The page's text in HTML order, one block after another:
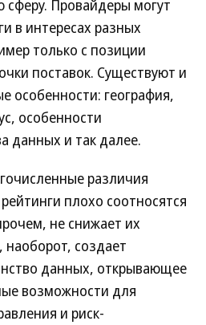
Провайдеры могут
в интересах разных
только с позиции
поставок. Существуют и
особенности: география,
особенности
данных и так далее.
различия
плохо соотносятся
не снижает их
создает
данных, открывающее
возможности для
и риск-